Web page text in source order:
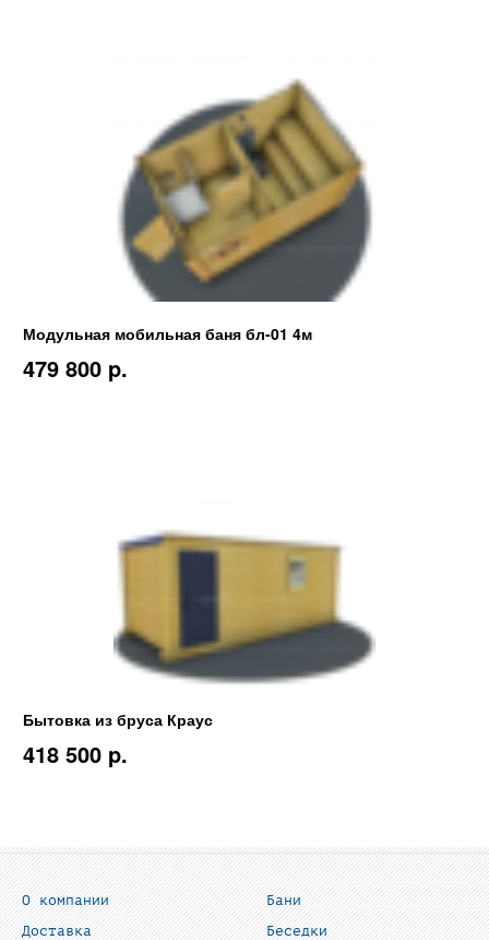
Модульная мобильная баня бл-01 4м
479 800 p.
Бытовка из бруса Краус
418 500 p.
О компании
Доставка
Бани
Беседки